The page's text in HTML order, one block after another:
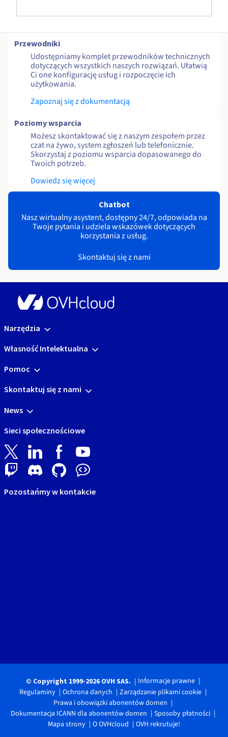
Przewodniki
Udostępniamy komplet przewodników technicznych
dotyczących wszystkich naszych rozwiązań. Ułatwią
Ci one konfigurację usług i rozpoczęcie ich
użytkowania.
Zapoznaj się z dokumentacją
Poziomy wsparcia
Możesz skontaktować się z naszym zespołem przez
czat na żywo, system zgłoszeń lub telefonicznie.
Skorzystaj z poziomu wsparcia dopasowanego do
Twoich potrzeb.
Dowiedz się więcej
Chatbot
Nasz wirtualny asystent, dostępny 24/7, odpowiada na
Twoje pytania i udziela wskazówek dotyczących
korzystania z usług.
Skontaktuj się z nami
Narzędzia
Własność Intelektualna
Pomoc
Skontaktuj się z nami
News
Sieci społecznościowe
Pozostańmy w kontakcie
© Copyright 1999-2026 OVH SAS.
Informacje prawne
Regulaminy
Ochrona danych
Zarządzanie plikami cookie
Prawa i obowiązki abonentów domen
Dokumentacja ICANN dla abonentów domen
Sposoby płatności
Mapa strony
O OVHcloud OVH rekrutuje!